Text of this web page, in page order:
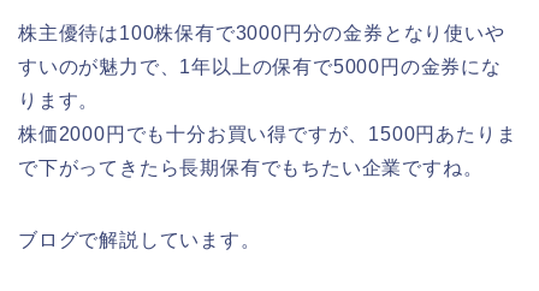
株主優待は100株保有で3000円分の金券となり使いや
すいのが魅力で、1年以上の保有で5000円の金券にな
ります。
株価2000円でも十分お買い得ですが、1500円あたりま
で下がってきたら長期保有でもちたい企業ですね。
ブログで解説しています。